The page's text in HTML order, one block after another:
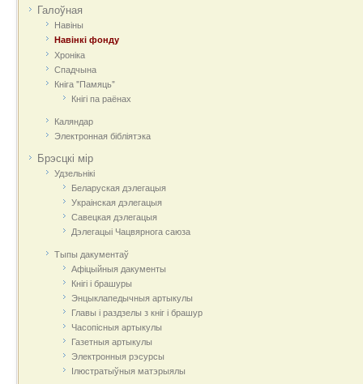
Галоўная
Навіны
Навінкі фонду
Хроніка
Спадчына
Кніга "Памяць"
Кнігі па раёнах
Каляндар
Электронная бібліятэка
Брэсцкі мір
Удзельнікі
Беларуская дэлегацыя
Украінская дэлегацыя
Савецкая дэлегацыя
Дэлегацыі Чацвярнога саюза
Тыпы дакументаў
Афіцыйныя дакумeнты
Кнігі і брашуры
Энцыклапедычныя артыкулы
Главы і раздзелы з кніг і брашур
Часопісныя артыкулы
Газетныя артыкулы
Электронныя рэсурсы
Ілюстратыўныя матэрыялы